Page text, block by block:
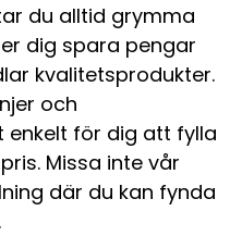
du alltid grymma
dig spara pengar
kvalitetsprodukter.
och
för dig att fylla
Missa inte vår
där du kan fynda